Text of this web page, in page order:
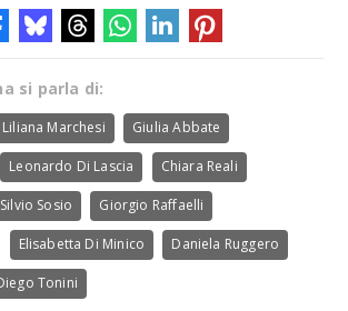
si parla di:
Liliana Marchesi Giulia Abbate
Leonardo Di Lascia Chiara Reali
Silvio Sosio Giorgio Raffaelli
Elisabetta Di Minico Daniela Ruggero
Tonini